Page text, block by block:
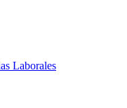
Laborales